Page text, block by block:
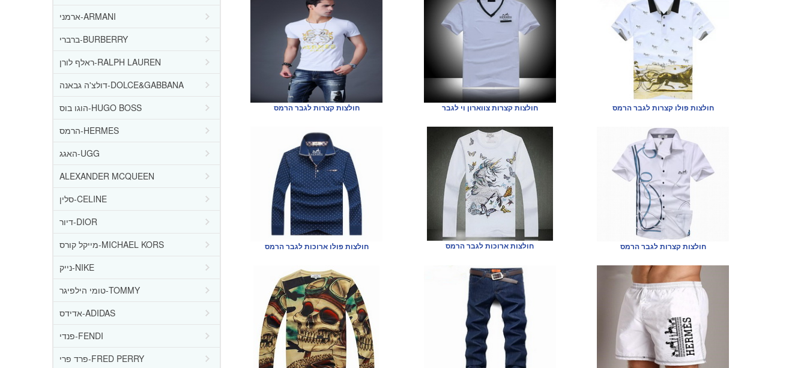
ארמני-ARMANI
ברברי-BURBERRY
ראלף לורן-RALPH LAUREN
דולצ'ה גבאנה-DOLCE&GABBANA
הוגו בוס-HUGO BOSS
הרמס-HERMES
האגג-UGG
ALEXANDER MCQUEEN
סלין-CELINE
דיור-DIOR
מייקל קורס-MICHAEL KORS
נייק-NIKE
טומי הילפיגר-TOMMY
אדידס-ADIDAS
פנדי-FENDI
פרד פרי-FRED PERRY
חולצות קצרות לגבר הרמס חולצות קצרות צווארון וי לגבר חולצות פולו קצרות לגבר הרמס
חולצות פולו ארוכות לגבר הרמס חולצות ארוכות לגבר הרמס חולצות קצרות לגבר הרמס